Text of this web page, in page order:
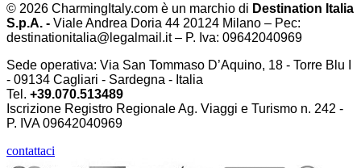
© 2026 CharmingItaly.com è un marchio di Destination Italia
S.p.A. - Viale Andrea Doria 44 20124 Milano – Pec:
destinationitalia@legalmail.it – P. Iva: 09642040969
Sede operativa: Via San Tommaso D’Aquino, 18 - Torre Blu I
- 09134 Cagliari - Sardegna - Italia
Tel. +39.070.513489
Iscrizione Registro Regionale Ag. Viaggi e Turismo n. 242 -
P. IVA09642040969
contattaci